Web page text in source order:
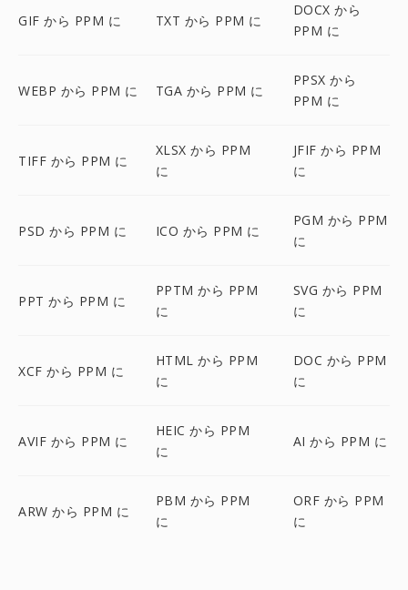
GIF から PPM に TXT から PPM に
DOCX から
PPM に
WEBP から PPM に TGA から PPM に
PPSX から
PPM に
TIFF から PPM に
XLSX から PPM
に
JFIF から PPM
に
PSD から PPM に ICO から PPM に
PGM から PPM
に
PPT から PPM に
PPTM から PPM
に
SVG から PPM
に
XCF から PPM に
HTML から PPM
に
DOC から PPM
に
AVIF から PPM に
HEIC から PPM
に
AI から PPM に
ARW から PPM に
PBM から PPM
に
ORF から PPM
に